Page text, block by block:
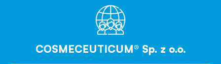
COSMECEUTICUM® Sp. z o.o.